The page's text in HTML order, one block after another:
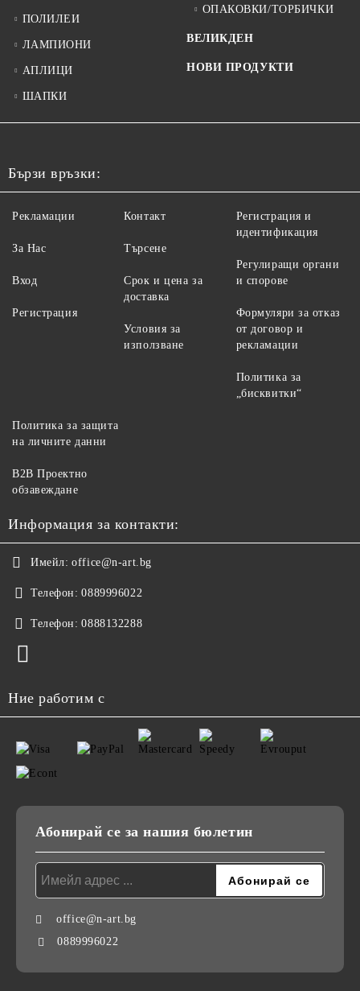
ПОЛИЛЕИ
ЛАМПИОНИ
АПЛИЦИ
ШАПКИ
ОПАКОВКИ/ТОРБИЧКИ
ВЕЛИКДЕН
НОВИ ПРОДУКТИ
Бързи връзки:
Рекламации
За Нас
Вход
Регистрация
Контакт
Търсене
Срок и цена за
доставка
Условия за
използване
Регистрация и
идентификация
Регулиращи органи
и спорове
Формуляри за отказ
от договор и
рекламации
Политика за
„бисквитки“
Политика за защита
на личните данни
B2B Проектно
обзавеждане
Информация за контакти:
Имейл: office@n-art.bg
Телефон: 0889996022
Телефон: 0888132288
Ние работим с
Абонирай се за нашия бюлетин
office@n-art.bg
0889996022